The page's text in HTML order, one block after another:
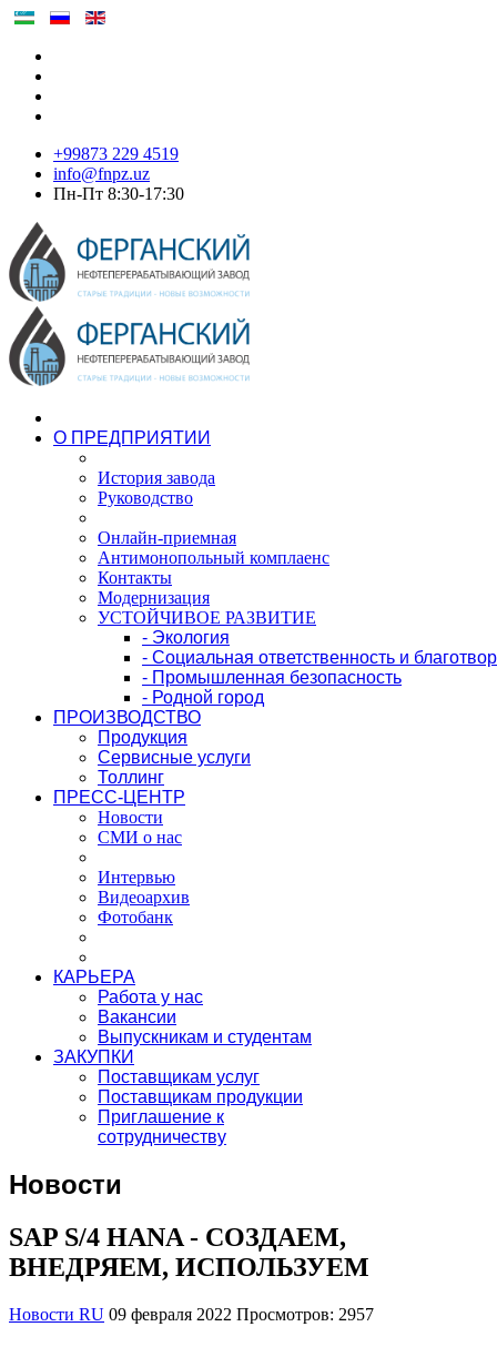
+99873 229 4519
info@fnpz.uz
Пн-Пт 8:30-17:30
О ПРЕДПРИЯТИИ
История завода
Руководство
Онлайн-приемная
Антимонопольный комплаенс
Контакты
Модернизация
УСТОЙЧИВОЕ РАЗВИТИЕ
- Экология
- Социальная ответственность и
- Промышленная безопасность
- Родной город
ПРОИЗВОДСТВО
Продукция
Сервисные услуги
Толлинг
ПРЕСС-ЦЕНТР
Новости
СМИ о нас
Интервью
Видеоархив
Фотобанк
КАРЬЕРА
Работа у нас
Вакансии
Выпускникам и студентам
ЗАКУПКИ
Поставщикам услуг
Поставщикам продукции
Приглашение к
сотрудничеству
Новости
SAP S/4 HANA - СОЗДАЕМ,
ВНЕДРЯЕМ, ИСПОЛЬЗУЕМ
Новости RU 09 февраля 2022 Просмотров: 2957